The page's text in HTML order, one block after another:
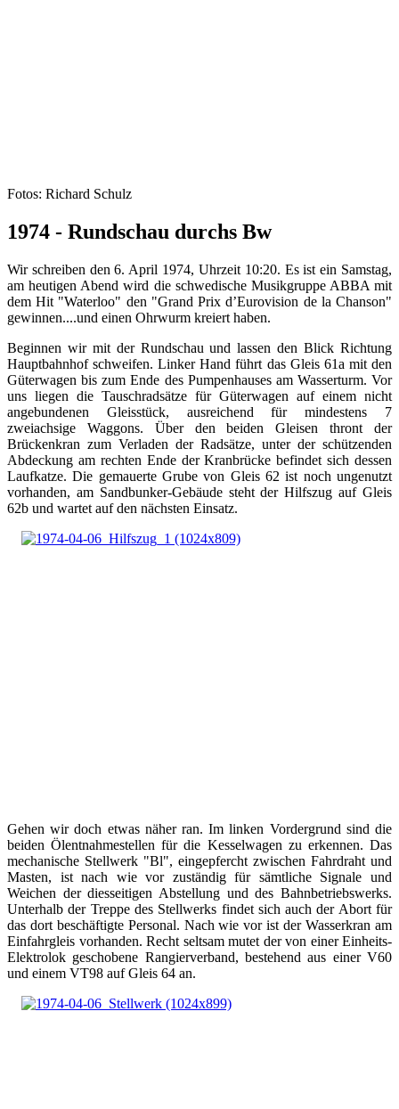
Fotos: Richard Schulz
1974 - Rundschau durchs Bw
Wir schreiben den 6. April 1974, Uhrzeit 10:20. Es ist ein Samstag,
am heutigen Abend wird die schwedische Musikgruppe ABBA mit
dem Hit "Waterloo" den "Grand Prix d’Eurovision de la Chanson"
gewinnen....und einen Ohrwurm kreiert haben.
Beginnen wir mit der Rundschau und lassen den Blick Richtung
Hauptbahnhof schweifen. Linker Hand führt das Gleis 61a mit den
Güterwagen bis zum Ende des Pumpenhauses am Wasserturm. Vor
uns liegen die Tauschradsätze für Güterwagen auf einem nicht
angebundenen Gleisstück, ausreichend für mindestens 7
zweiachsige Waggons. Über den beiden Gleisen thront der
Brückenkran zum Verladen der Radsätze, unter der schützenden
Abdeckung am rechten Ende der Kranbrücke befindet sich dessen
Laufkatze. Die gemauerte Grube von Gleis 62 ist noch ungenutzt
vorhanden, am Sandbunker-Gebäude steht der Hilfszug auf Gleis
62b und wartet auf den nächsten Einsatz.
Gehen wir doch etwas näher ran. Im linken Vordergrund sind die
beiden Ölentnahmestellen für die Kesselwagen zu erkennen. Das
mechanische Stellwerk "Bl", eingepfercht zwischen Fahrdraht und
Masten, ist nach wie vor zuständig für sämtliche Signale und
Weichen der diesseitigen Abstellung und des Bahnbetriebswerks.
Unterhalb der Treppe des Stellwerks findet sich auch der Abort für
das dort beschäftigte Personal. Nach wie vor ist der Wasserkran am
Einfahrgleis vorhanden. Recht seltsam mutet der von einer Einheits-
Elektrolok geschobene Rangierverband, bestehend aus einer V60
und einem VT98 auf Gleis 64 an.